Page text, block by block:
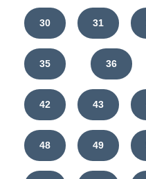
30 31
35 36
42 43
48 49